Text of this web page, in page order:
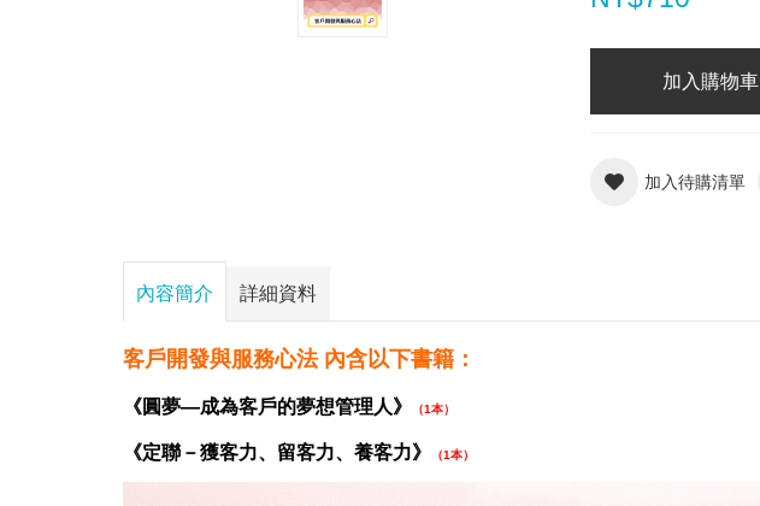
加入購物車
加入待購清單
內容簡介 詳細資料
客戶開發與服務心法 內含以下書籍：
《圓夢—成為客戶的夢想管理人》 （1本）
《定聯－獲客力、留客力、養客力》 （1本）